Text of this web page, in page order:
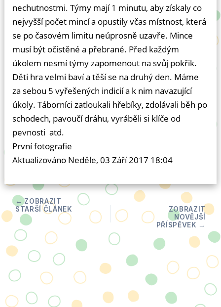
nechutnostmi. Týmy mají 1 minutu, aby získaly co
nejvyšší počet mincí a opustily včas místnost, která
se po časovém limitu neúprosně uzavře. Mince
musí být očistěné a přebrané. Před každým
úkolem nesmí týmy zapomenout na svůj pokřik.
Děti hra velmi baví a těší se na druhý den. Máme
za sebou 5 vyřešených indicií a k nim navazující
úkoly. Táborníci zatloukali hřebíky, zdolávali běh po
schodech, pavoučí dráhu, vyráběli si klíče od
pevnosti atd.
První fotografie
Aktualizováno Neděle, 03 Září 2017 18:04